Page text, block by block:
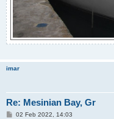
imar
Re: Mesinian Bay, Gr
P02 Feb 2022, 14:03